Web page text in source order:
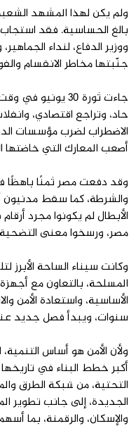
ولم يكن لهذا المشهد
بالغ الحساسية. فقد استجاب
ووزير الدفاع، لنداء
جنّبتها مخاطر الانقسام
جاءت ثورة 30
حاد، وتراجع اقتصادي،
الاضطراب لضرب مؤسسات
أصعب المعارك التي
وقد دفعت مصر ثمنًا باهظًا
والشرطة، كما سقط مدنيون
الأبطال لم يكونوا مجرد
مصر، ورسخوا معنى التضحية
المسلحة، بالتعاون مع
الأساسية، واستعادة
سنوات، ويبدأ فصل جديد
ولأن الأمن هو أساس
أكبر خطط البناء في
التحتية، من شبكة الطرق
الجديدة، إلى جانب تطوير
والإسكان، والرقمنة، بما